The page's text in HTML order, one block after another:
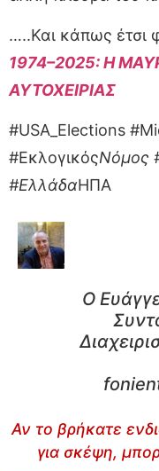
…..Και κάπως έτσι
1974–2025: Η
ΑΥΤΟΧΕΙΡΙΑΣ
#USA_Elections
#ΕκλογικόςΝόμος
#ΕλλάδαΗΠΑ
Ο
Αν το βρήκατε
για σκέψη,